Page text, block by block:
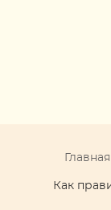
Главная
Как